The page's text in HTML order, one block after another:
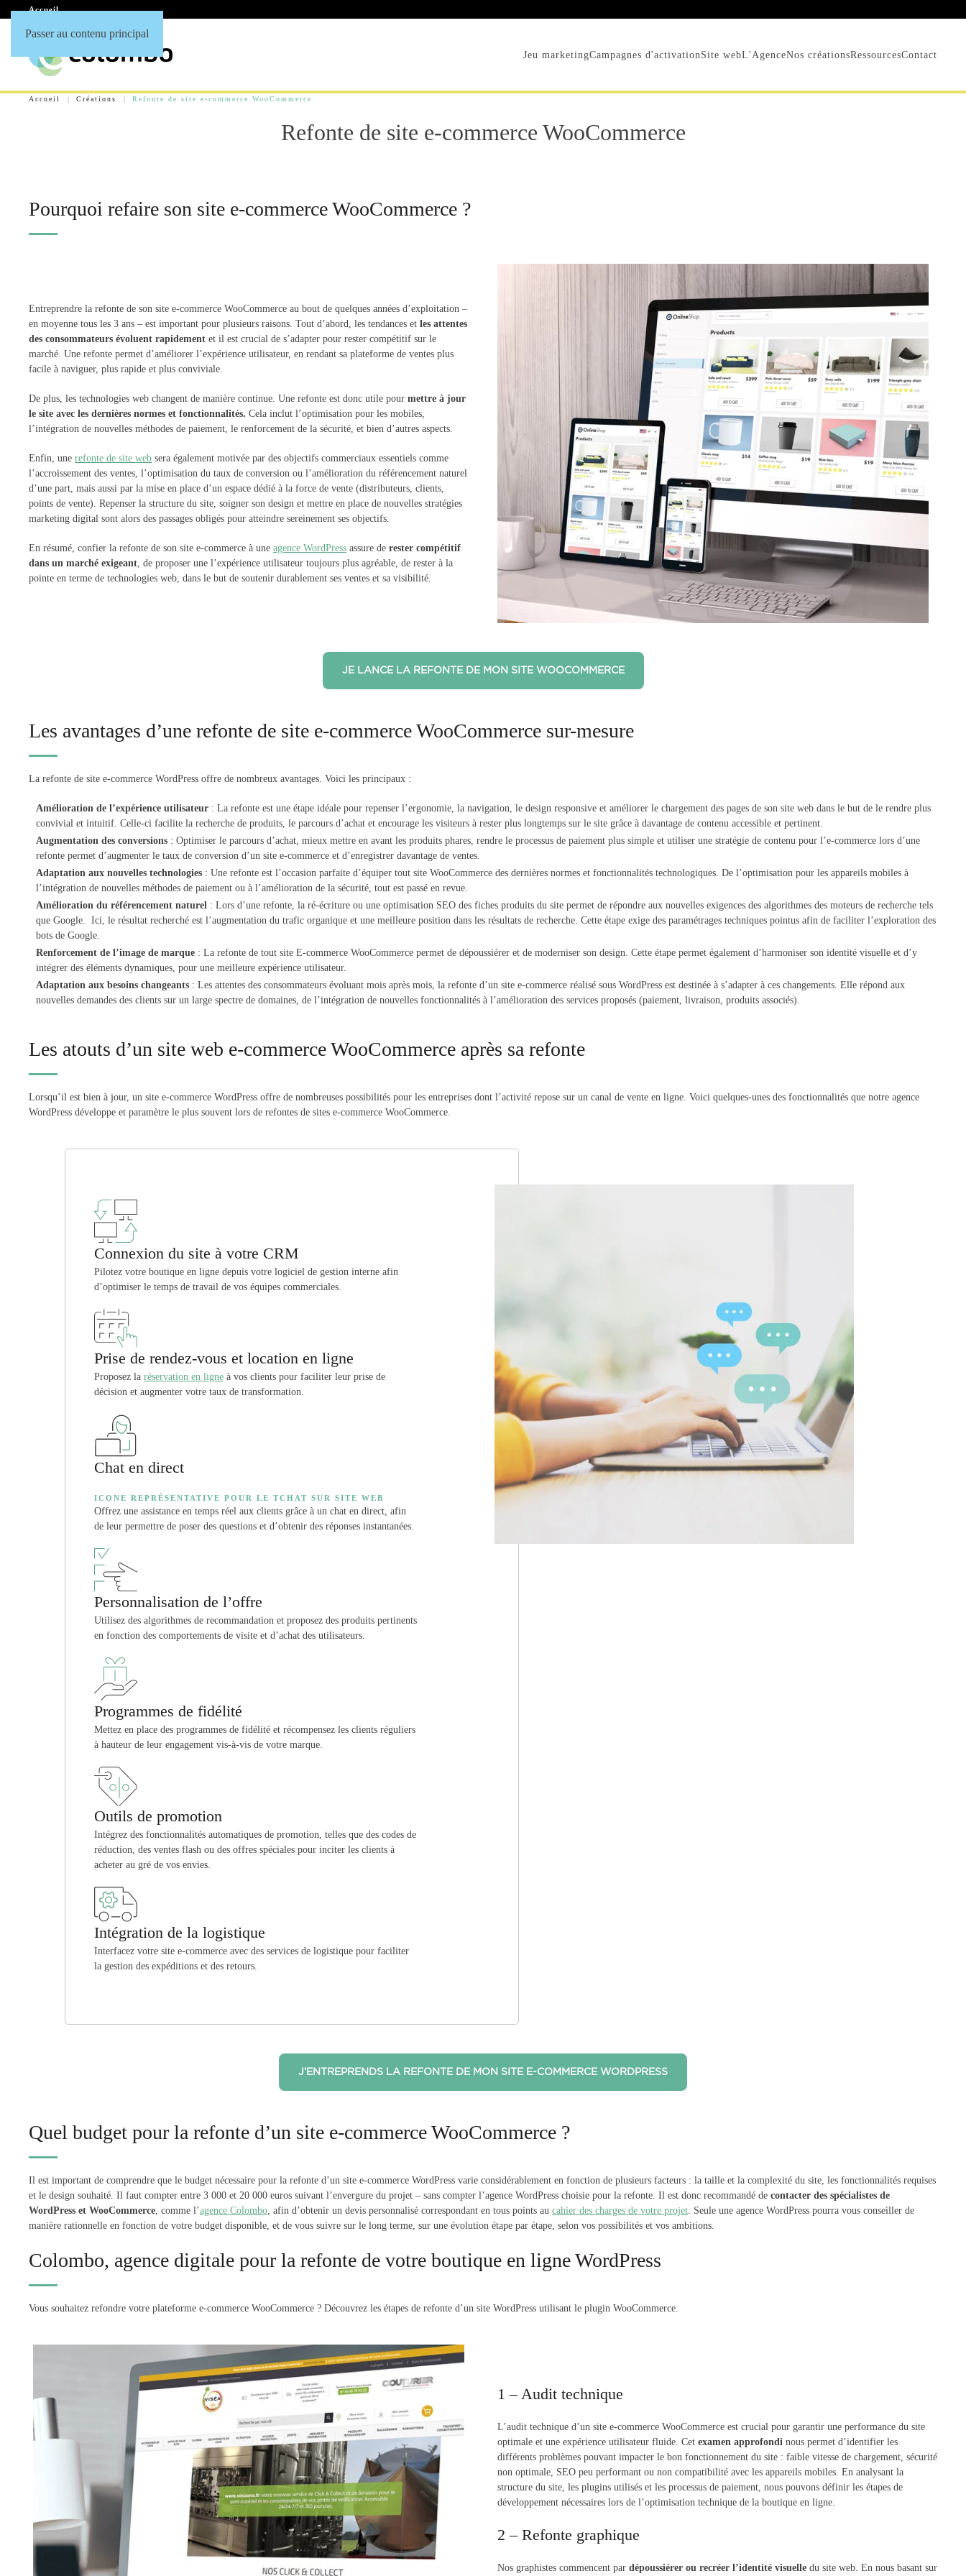
Passer au contenu principal
Accueil
Jeu marketingCampagnes d'activation Site webL'AgenceNos créationsRessourcesContact
Accueil Créations Refonte de site e-commerce WooCommerce
Refonte de site e-commerce WooCommerce
Pourquoi refaire son site e-commerce WooCommerce ?
Entreprendre la refonte de son site e-commerce WooCommerce au bout de quelques années d’exploitation –
en moyenne tous les 3 ans – est important pour plusieurs raisons. Tout d’abord, les tendances et les attentes
des consommateurs évoluent rapidement et il est crucial de s’adapter pour rester compétitif sur le
marché. Une refonte permet d’améliorer l’expérience utilisateur, en rendant sa plateforme de ventes plus
facile à naviguer, plus rapide et plus conviviale.
De plus, les technologies web changent de manière continue. Une refonte est donc utile pour mettre à jour
le site avec les dernières normes et fonctionnalités. Cela inclut l’optimisation pour les mobiles,
l’intégration de nouvelles méthodes de paiement, le renforcement de la sécurité, et bien d’autres aspects.
Enfin, une refonte de site web sera également motivée par des objectifs commerciaux essentiels comme
l’accroissement des ventes, l’optimisation du taux de conversion ou l’amélioration du référencement naturel
d’une part, mais aussi par la mise en place d’un espace dédié à la force de vente (distributeurs, clients,
points de vente). Repenser la structure du site, soigner son design et mettre en place de nouvelles stratégies
marketing digital sont alors des passages obligés pour atteindre sereinement ses objectifs.
En résumé, confier la refonte de son site e-commerce à une agence WordPress assure de rester compétitif
dans un marché exigeant, de proposer une l’expérience utilisateur toujours plus agréable, de rester à la
pointe en terme de technologies web, dans le but de soutenir durablement ses ventes et sa visibilité.
JE LANCE LA REFONTE DE MON SITE WOOCOMMERCE
Les avantages d’une refonte de site e-commerce WooCommerce sur-mesure
La refonte de site e-commerce WordPress offre de nombreux avantages. Voici les principaux :
Amélioration de l’expérience utilisateur : La refonte est une étape idéale pour repenser l’ergonomie, la navigation, le design responsive et améliorer le chargement des pages de son site web dans le but de le rendre plus
convivial et intuitif. Celle-ci facilite la recherche de produits, le parcours d’achat et encourage les visiteurs à rester plus longtemps sur le site grâce à davantage de contenu accessible et pertinent.
Augmentation des conversions : Optimiser le parcours d’achat, mieux mettre en avant les produits phares, rendre le processus de paiement plus simple et utiliser une stratégie de contenu pour l’e-commerce lors d’une
refonte permet d’augmenter le taux de conversion d’un site e-commerce et d’enregistrer davantage de ventes.
Adaptation aux nouvelles technologies : Une refonte est l’occasion parfaite d’équiper tout site WooCommerce des dernières normes et fonctionnalités technologiques. De l’optimisation pour les appareils mobiles à
l’intégration de nouvelles méthodes de paiement ou à l’amélioration de la sécurité, tout est passé en revue.
Amélioration du référencement naturel : Lors d’une refonte, la ré-écriture ou une optimisation SEO des fiches produits du site permet de répondre aux nouvelles exigences des algorithmes des moteurs de recherche tels
que Google. Ici, le résultat recherché est l’augmentation du trafic organique et une meilleure position dans les résultats de recherche. Cette étape exige des paramétrages techniques pointus afin de faciliter l’exploration des
bots de Google.
Renforcement de l’image de marque : La refonte de tout site E-commerce WooCommerce permet de dépoussiérer et de moderniser son design. Cette étape permet également d’harmoniser son identité visuelle et d’y
intégrer des éléments dynamiques, pour une meilleure expérience utilisateur.
Adaptation aux besoins changeants : Les attentes des consommateurs évoluant mois après mois, la refonte d’un site e-commerce réalisé sous WordPress est destinée à s’adapter à ces changements. Elle répond aux
nouvelles demandes des clients sur un large spectre de domaines, de l’intégration de nouvelles fonctionnalités à l’amélioration des services proposés (paiement, livraison, produits associés).
Les atouts d’un site web e-commerce WooCommerce après sa refonte
Lorsqu’il est bien à jour, un site e-commerce WordPress offre de nombreuses possibilités pour les entreprises dont l’activité repose sur un canal de vente en ligne. Voici quelques-unes des fonctionnalités que notre agence
WordPress développe et paramètre le plus souvent lors de refontes de sites e-commerce WooCommerce.
Connexion du site à votre CRM
Pilotez votre boutique en ligne depuis votre logiciel de gestion interne afin
d’optimiser le temps de travail de vos équipes commerciales.
Prise de rendez-vous et location en ligne
Proposez la réservation en ligne à vos clients pour faciliter leur prise de
décision et augmenter votre taux de transformation.
Chat en direct
ICONE REPRÉSENTATIVE POUR LE TCHAT SUR SITE WEB
Offrez une assistance en temps réel aux clients grâce à un chat en direct, afin
de leur permettre de poser des questions et d’obtenir des réponses instantanées.
Personnalisation de l’offre
Utilisez des algorithmes de recommandation et proposez des produits pertinents
en fonction des comportements de visite et d’achat des utilisateurs.
Programmes de fidélité
Mettez en place des programmes de fidélité et récompensez les clients réguliers
à hauteur de leur engagement vis-à-vis de votre marque.
Outils de promotion
Intégrez des fonctionnalités automatiques de promotion, telles que des codes de
réduction, des ventes flash ou des offres spéciales pour inciter les clients à
acheter au gré de vos envies.
Intégration de la logistique
Interfacez votre site e-commerce avec des services de logistique pour faciliter
la gestion des expéditions et des retours.
J’ENTREPRENDS LA REFONTE DE MON SITE E-COMMERCE WORDPRESS
Quel budget pour la refonte d’un site e-commerce WooCommerce ?
Il est important de comprendre que le budget nécessaire pour la refonte d’un site e-commerce WordPress varie considérablement en fonction de plusieurs facteurs : la taille et la complexité du site, les fonctionnalités requises
et le design souhaité. Il faut compter entre 3 000 et 20 000 euros suivant l’envergure du projet – sans compter l’agence WordPress choisie pour la refonte. Il est donc recommandé de contacter des spécialistes de
WordPress et WooCommerce , comme l’agence Colombo , afin d’obtenir un devis personnalisé correspondant en tous points au cahier des charges de votre projet . Seule une agence WordPress pourra vous conseiller de
manière rationnelle en fonction de votre budget disponible, et de vous suivre sur le long terme, sur une évolution étape par étape, selon vos possibilités et vos ambitions.
Colombo, agence digitale pour la refonte de votre boutique en ligne WordPress
Vous souhaitez refondre votre plateforme e-commerce WooCommerce ? Découvrez les étapes de refonte d’un site WordPress utilisant le plugin WooCommerce.
1 – Audit technique
L’audit technique d’un site e-commerce WooCommerce est crucial pour garantir une performance du site
optimale et une expérience utilisateur fluide. Cet examen approfondi nous permet d’identifier les
différents problèmes pouvant impacter le bon fonctionnement du site : faible vitesse de chargement, sécurité
non optimale, SEO peu performant ou non compatibilité avec les appareils mobiles. En analysant la
structure du site, les plugins utilisés et les processus de paiement, nous pouvons définir les étapes de
développement nécessaires lors de l’optimisation technique de la boutique en ligne.
2 – Refonte graphique
Nos graphistes commencent par dépoussiérer ou recréer l’identité visuelle du site web. En nous basant sur